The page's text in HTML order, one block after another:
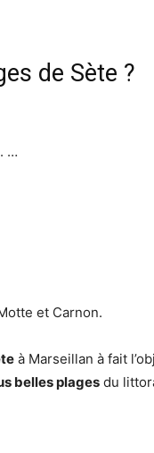
de Sète ?
…
et Carnon.
à Marseillan à fait
belles plages du